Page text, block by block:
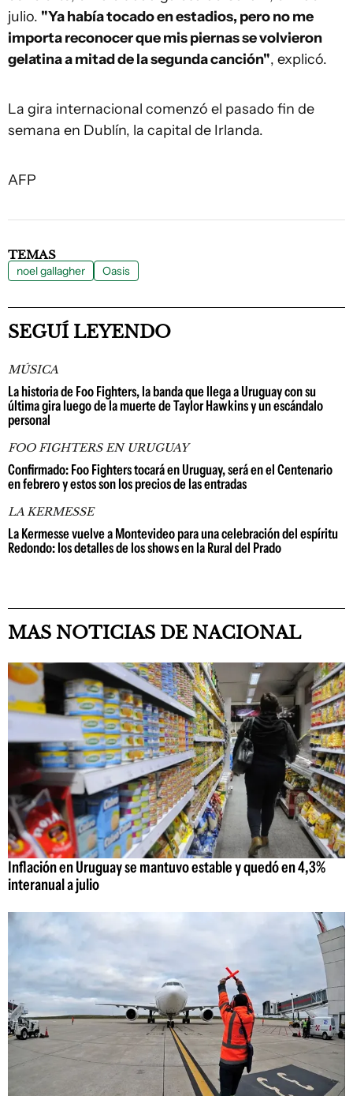
julio. "Ya había tocado en estadios, pero no me
importa reconocer que mis piernas se volvieron
gelatina a mitad de la segunda canción", explicó.
La gira internacional comenzó el pasado fin de
semana en Dublín, la capital de Irlanda.
AFP
TEMAS
noel gallagher Oasis
SEGUÍ LEYENDO
MÚSICA
La historia de Foo Fighters, la banda que llega a Uruguay con su
última gira luego de la muerte de Taylor Hawkins y un escándalo
personal
FOO FIGHTERS EN URUGUAY
Confirmado: Foo Fighters tocará en Uruguay, será en el Centenario
en febrero y estos son los precios de las entradas
LA KERMESSE
La Kermesse vuelve a Montevideo para una celebración del espíritu
Redondo: los detalles de los shows en la Rural del Prado
MAS NOTICIAS DE NACIONAL
Inflación en Uruguay se mantuvo estable y quedó en 4,3%
interanual a julio